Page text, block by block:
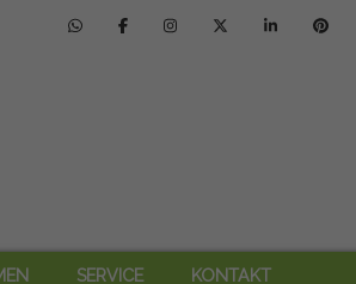
SERVICE KONTAKT